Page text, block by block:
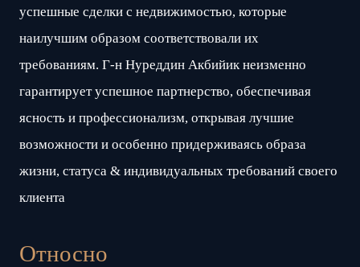
успешные сделки с недвижимостью, которые
наилучшим образом соответствовали их
требованиям. Г-н Нуреддин Акбийик неизменно
гарантирует успешное партнерство, обеспечивая
ясность и профессионализм, открывая лучшие
возможности и особенно придерживаясь образа
жизни, статуса & индивидуальных требований своего
клиента
Относно